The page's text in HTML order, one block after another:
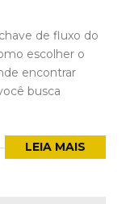
de fluxo do
escolher o
encontrar
busca
LEIA MAIS